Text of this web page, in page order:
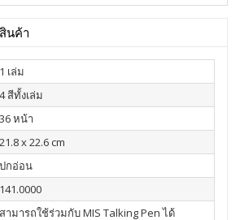
นค้า
1 เล่ม
4 สีทั้งเล่ม
36 หน้า
21.8 x 22.6 cm
ปกอ่อน
141.0000
สามารถใช้ร่วมกับ MIS Talking Pen ได้